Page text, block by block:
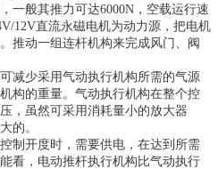
一般其推力可达6000N，空载运行速
12V直流永磁电机为动力源，把电机
推动一组连杆机构来完成风门、阀
减少采用气动执行机构所需的气源
构的重量。气动执行机构在整个控
，虽然可采用消耗量小的放大器
的。
制开度时，需要供电，在达到所需
看，电动推杆执行机构比气动执行